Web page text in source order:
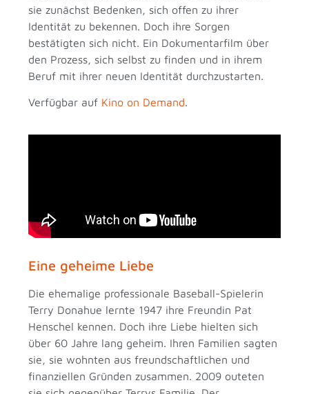
sie zunächst Bedenken, sich offen zu ihrer
Identität zu bekennen. Doch ihre Sorgen
bestätigten sich nicht. Ein Dokumentarfilm über
den Prozess, sich selbst zu finden und in ihrem
Beruf mit ihrer neuen Identität durchzustarten.
Verfügbar auf Kino on Demand.
Eine geheime Liebe
Die ehemalige professionale Baseball-Spielerin
Terry Donahue lernte 1947 ihre Freundin Pat
Henschel kennen. Doch ihre Liebe hielten sich
über 60 Jahre lang geheim. Ihren Familien sagten
sie, sie wohnten aus freundschaftlichen und
finanziellen Gründen zusammen. 2009 outeten